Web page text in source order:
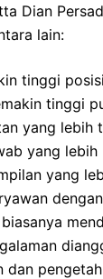
Dian
lain:
tinggi
tinggi
yang lebih
yang lebih
yang
dan